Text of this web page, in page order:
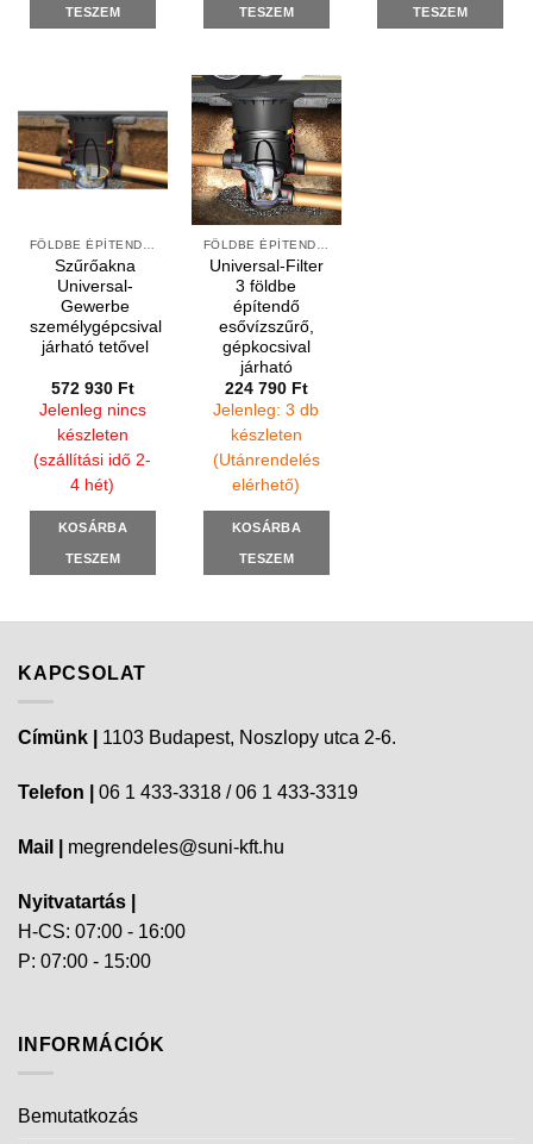
TESZEM TESZEM TESZEM
Szűrőakna
Universal-
Gewerbe
személygépcsival
járható tetővel
572 930 Ft
Jelenleg nincs
készleten
(szállítási idő 2-
4 hét)
KOSÁRBA
TESZEM
Universal-Filter
3 földbe
építendő
esővízszűrő,
gépkocsival
járható
224 790 Ft
Jelenleg: 3 db
készleten
(Utánrendelés
elérhető)
KOSÁRBA
TESZEM
KAPCSOLAT
Címünk | 1103 Budapest, Noszlopy utca 2-6.
Telefon | 06 1 433-3318 / 06 1 433-3319
Mail | megrendeles@suni-kft.hu
Nyitvatartás |
H-CS: 07:00 - 16:00
P: 07:00 - 15:00
INFORMÁCIÓK
Bemutatkozás